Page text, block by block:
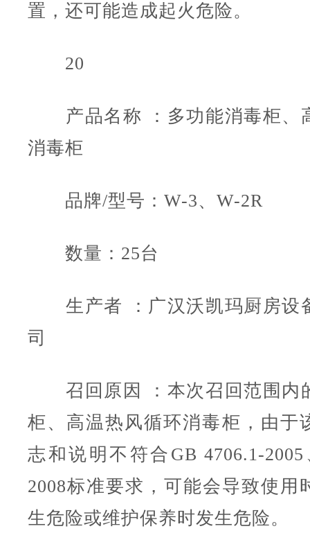
置，还可能造成起火危险。
20
产品名称 ：多功能消毒柜、
消毒柜
品牌/型号：W-3、W-2R
数量：25台
生产者 ：广汉沃凯玛厨房设
司
召回原因 ：本次召回范围内
柜、高温热风循环消毒柜，由于
志和说明不符合GB 4706.1-2005
2008标准要求，可能会导致使用
生危险或维护保养时发生危险。